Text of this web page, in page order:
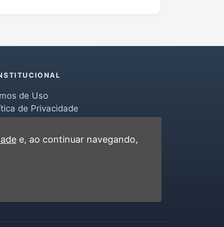
de Uso
de Privacidade
e, ao continuar navegando,